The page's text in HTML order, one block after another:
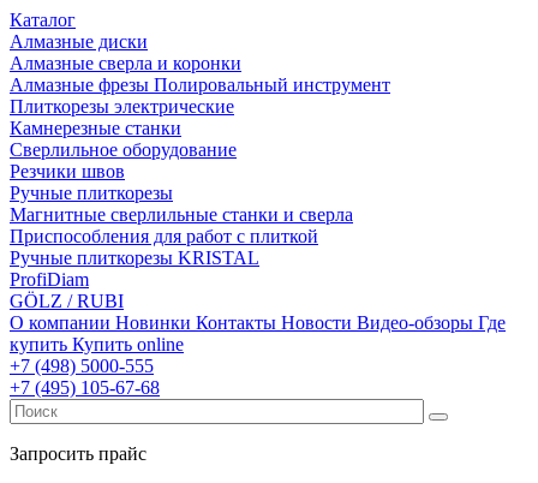
Каталог
Алмазные диски
Алмазные сверла и коронки
Алмазные фрезы Полировальный инструмент
Плиткорезы электрические
Камнерезные станки
Сверлильное оборудование
Резчики швов
Ручные плиткорезы
Магнитные сверлильные станки и сверла
Приспособления для работ с плиткой
Ручные плиткорезы KRISTAL
ProfiDiam
GÖLZ / RUBI
О компании Новинки Контакты Новости Видео-обзоры Где
купить Купить online
+7 (498) 5000-555
+7 (495) 105-67-68
Запросить прайс